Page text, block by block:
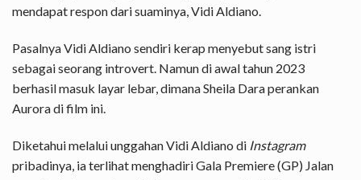
mendapat respon dari suaminya, Vidi Aldiano.
Pasalnya Vidi Aldiano sendiri kerap menyebut sang istri
sebagai seorang introvert. Namun di awal tahun 2023
berhasil masuk layar lebar, dimana Sheila Dara perankan
Aurora di film ini.
Diketahui melalui unggahan Vidi Aldiano di Instagram
pribadinya, ia terlihat menghadiri Gala Premiere (GP) Jalan